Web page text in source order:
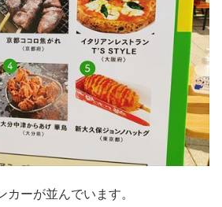
カーが並んでいます。